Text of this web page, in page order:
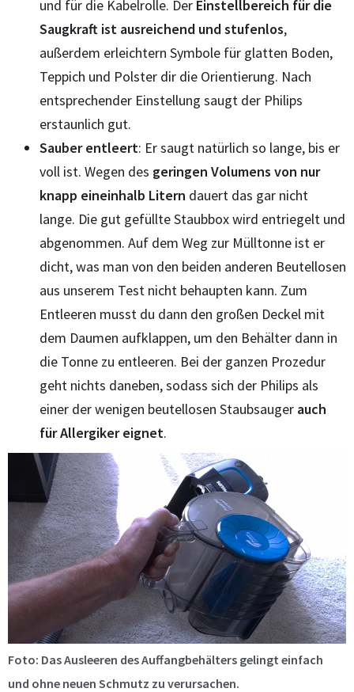
und für die Kabelrolle. Der Einstellbereich für die
Saugkraft ist ausreichend und stufenlos,
außerdem erleichtern Symbole für glatten Boden,
Teppich und Polster dir die Orientierung. Nach
entsprechender Einstellung saugt der Philips
erstaunlich gut.
Sauber entleert: Er saugt natürlich so lange, bis er
voll ist. Wegen des geringen Volumens von nur
knapp eineinhalb Litern dauert das gar nicht
lange. Die gut gefüllte Staubbox wird entriegelt und
abgenommen. Auf dem Weg zur Mülltonne ist er
dicht, was man von den beiden anderen Beutellosen
aus unserem Test nicht behaupten kann. Zum
Entleeren musst du dann den großen Deckel mit
dem Daumen aufklappen, um den Behälter dann in
die Tonne zu entleeren. Bei der ganzen Prozedur
geht nichts daneben, sodass sich der Philips als
einer der wenigen beutellosen Staubsauger auch
für Allergiker eignet.
Foto: Das Ausleeren des Auffangbehälters gelingt einfach
und ohne neuen Schmutz zu verursachen.